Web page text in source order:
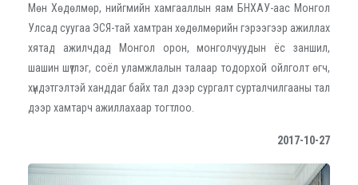
Мөн Хөдөлмөр, нийгмийн хамгааллын яам БНХАУ-аас Монгол
Улсад суугаа ЭСЯ-тай хамтран хөдөлмөрийн гэрээгээр ажиллах
хятад ажилчдад Монгол орон, монголчуудын ёс заншил,
шашин шүтлэг, соёл уламжлалын талаар тодорхой ойлголт өгч,
хүндэтгэлтэй ханддаг байх тал дээр сургалт сурталчилгааны тал
дээр хамтарч ажиллахаар тогтлоо.
2017-10-27